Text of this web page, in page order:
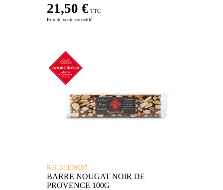
21,50 € TTC
Prix de vente conseillé
Réf: 31100007
BARRE NOUGAT NOIR DE
PROVENCE 100G